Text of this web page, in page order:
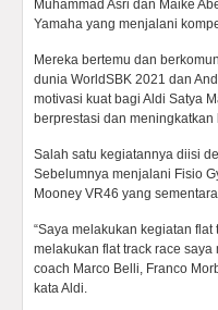
Muhammad Asri dan Maike
Yamaha yang menjalani
Mereka bertemu dan
dunia WorldSBK 2021 dan
motivasi kuat bagi Aldi Satya
berprestasi dan
Salah satu kegiatannya diisi
Sebelumnya menjalani Fisio
Mooney VR46 yang
“Saya melakukan kegiatan
melakukan flat track race
coach Marco Belli, Franco
kata Aldi.